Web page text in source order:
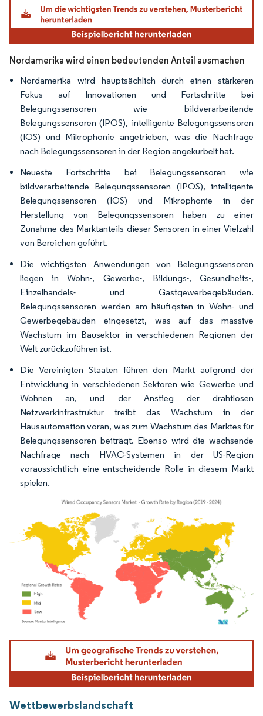
Nordamerika wird einen bedeutenden Anteil ausmachen
Nordamerika wird hauptsächlich durch einen stärkeren
Fokus auf Innovationen und Fortschritte bei
Belegungssensoren wie bildverarbeitende
Belegungssensoren (IPOS), intelligente Belegungssensoren
(IOS) und Mikrophonie angetrieben, was die Nachfrage
nach Belegungssensoren in der Region angekurbelt hat.
Neueste Fortschritte bei Belegungssensoren wie
bildverarbeitende Belegungssensoren (IPOS), intelligente
Belegungssensoren (IOS) und Mikrophonie in der
Herstellung von Belegungssensoren haben zu einer
Zunahme des Marktanteils dieser Sensoren in einer Vielzahl
von Bereichen geführt.
Die wichtigsten Anwendungen von Belegungssensoren
liegen in Wohn-, Gewerbe-, Bildungs-, Gesundheits-,
Einzelhandels- und Gastgewerbegebäuden.
Belegungssensoren werden am häufigsten in Wohn- und
Gewerbegebäuden eingesetzt, was auf das massive
Wachstum im Bausektor in verschiedenen Regionen der
Welt zurückzuführen ist.
Die Vereinigten Staaten führen den Markt aufgrund der
Entwicklung in verschiedenen Sektoren wie Gewerbe und
Wohnen an, und der Anstieg der drahtlosen
Netzwerkinfrastruktur treibt das Wachstum in der
Hausautomation voran, was zum Wachstum des Marktes für
Belegungssensoren beiträgt. Ebenso wird die wachsende
Nachfrage nach HVAC-Systemen in der US-Region
voraussichtlich eine entscheidende Rolle in diesem Markt
spielen.
Bild © Mordor Intelligence. Wiederverwendung erfordert Namensnennung gemäß
Wettbewerbslandschaft